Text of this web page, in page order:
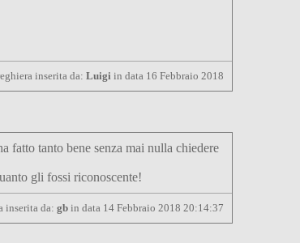
inserita da: Luigi in data 16 Febbraio 2018
fatto tanto bene senza mai nulla chiedere
gli fossi riconoscente!
inserita da: gbin data 14 Febbraio 2018 20:14:37